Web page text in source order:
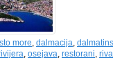
more dalmacija
osejava restorani riva